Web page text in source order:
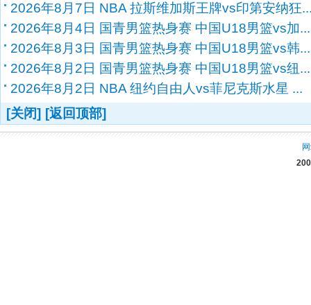
2026年8月7日 NBA 拉斯维加斯王牌vs印第安纳狂
2026年8月4日 国青男篮热身赛 中国U18男篮vs加...
2026年8月3日 国青男篮热身赛 中国U18男篮vs韩...
2026年8月2日 国青男篮热身赛 中国U18男篮vs纽...
2026年8月2日 NBA 纽约自由人vs菲尼克斯水星 ...
[关闭] [返回顶部]